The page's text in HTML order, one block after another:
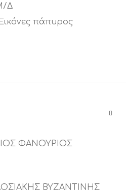
Δ
Εικόνες πάπυρος
ΦΑΝΟΥΡΙΟΣ
ΒΥΖΑΝΤΙΝΗΣ